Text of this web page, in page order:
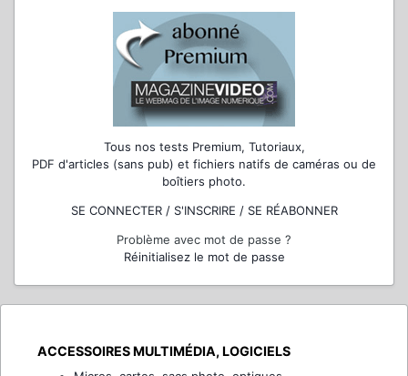
Tous nos tests Premium, Tutoriaux,
PDF d'articles (sans pub) et fichiers natifs de caméras ou de
boîtiers photo.
SE CONNECTER / S'INSCRIRE / SE RÉABONNER
Problème avec mot de passe ?
Réinitialisez le mot de passe
ACCESSOIRES MULTIMÉDIA, LOGICIELS